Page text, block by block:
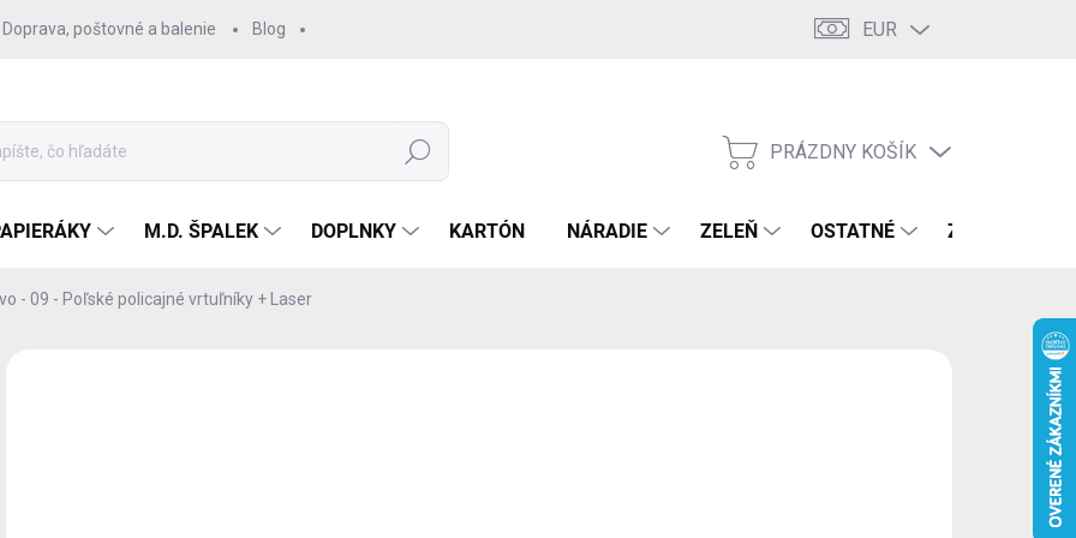
Doprava, poštovné a balenie Blog EUR
Hľadať
NÁKUPNÝ
PRÁZDNY KOŠÍK
M.D. ŠPALEK DOPLNKY KARTÓN NÁRADIE ZELEŇ OSTATNÉ ZNAČKY
- 09 - Poľské policajné vrtuľníky + Laser